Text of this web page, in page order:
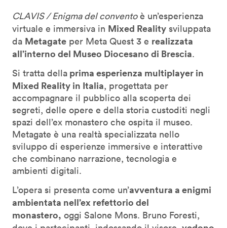
CLAVIS / Enigma del conventoè un’esperienza
virtuale e immersiva in Mixed Reality sviluppata
da Metagate per Meta Quest 3 e realizzata
all’interno del Museo Diocesano di Brescia.
Si tratta della prima esperienza multiplayer in
Mixed Reality in Italia, progettata per
accompagnare il pubblico alla scoperta dei
segreti, delle opere e della storia custoditi negli
spazi dell’ex monastero che ospita il museo.
Metagate è una realtà specializzata nello
sviluppo di esperienze immersive e interattive
che combinano narrazione, tecnologia e
ambienti digitali.
L’opera si presenta come un’avventura a enigmi
ambientata nell’ex refettorio del
monastero, oggi Salone Mons. Bruno Foresti,